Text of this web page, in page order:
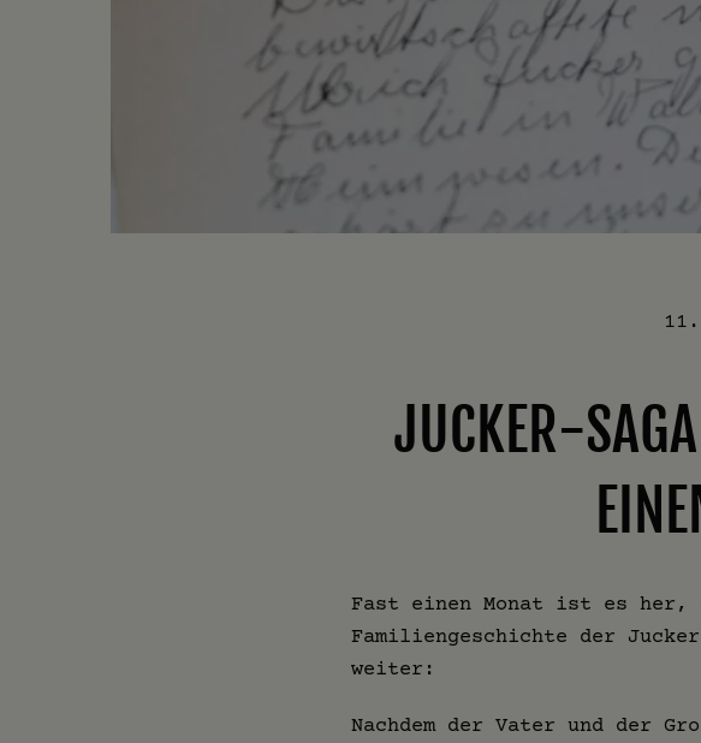
JUCKER-
Fast einen Monat ist es her,
Familiengeschichte der
weiter:
Nachdem der Vater und der